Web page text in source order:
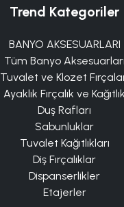
Trend Kategoriler
BANYO AKSESUARLARI
Tüm Banyo Aksesuarları
Tuvalet ve Klozet
Ayaklık Fırçalık ve Kağıtlık
Duş Rafları
Sabunluklar
Tuvalet Kağıtlıkları
Diş Fırçalıklar
Dispanserlikler
Etajerler